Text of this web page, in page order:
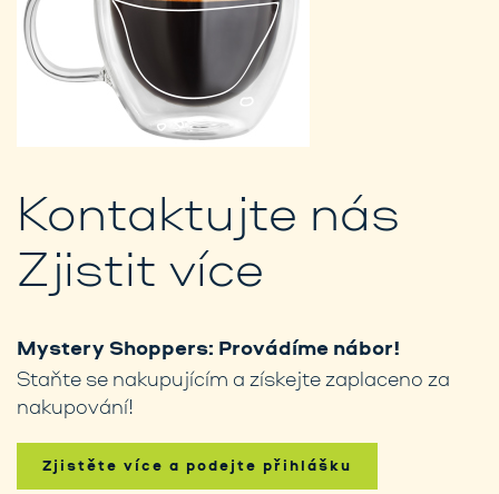
Kontaktujte nás
Zjistit více
Mystery Shoppers: Provádíme nábor!
Staňte se nakupujícím a získejte zaplaceno za
nakupování!
Zjistěte více a podejte přihlášku